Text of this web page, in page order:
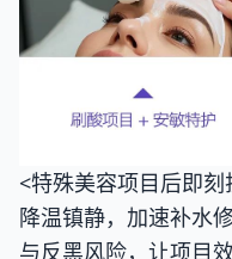
<特殊美容项目后即
降温镇静，加速补水
与反黑风险，让项目